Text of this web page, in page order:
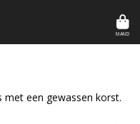
MAND
met een gewassen korst.